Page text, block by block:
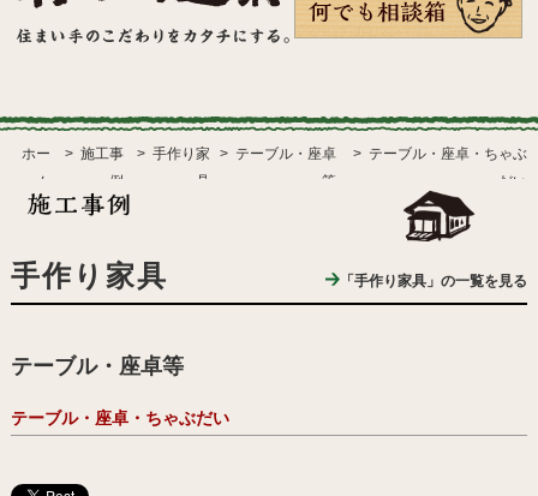
ホー
ム
施工事
例
手作り家
具
テーブル・座卓
等
テーブル・座卓・ちゃぶ
だい
手作り家具 「手作り家具」の一覧を見る
テーブル・座卓等
テーブル・座卓・ちゃぶだい